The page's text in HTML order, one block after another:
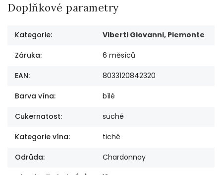
Doplňkové parametry
Kategorie: Viberti Giovanni, Piemonte
Záruka: 6 měsíců
EAN: 8033120842320
Barva vína: bílé
Cukernatost: suché
Kategorie vína: tiché
Odrůda: Chardonnay